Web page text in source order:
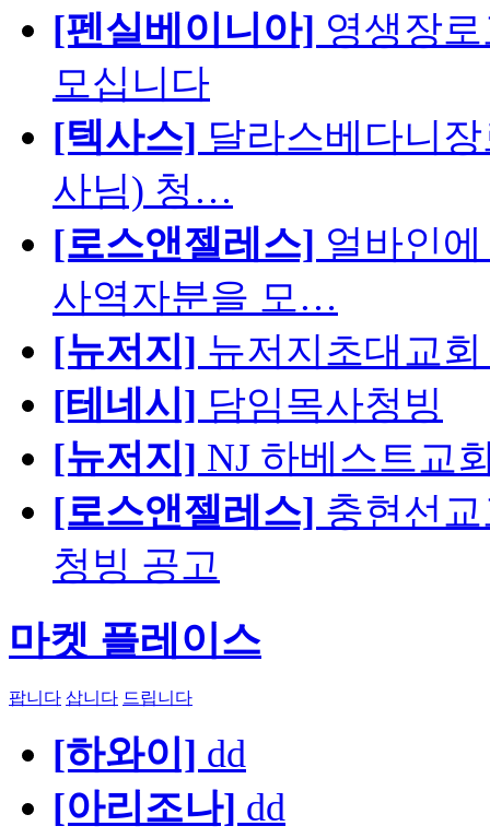
[펜실베이니아] 영생장
모십니다
[텍사스] 달라스베다니
사님) 청…
[로스앤젤레스] 얼바인
사역자분을 모…
[뉴저지] 뉴저지초대교
[테네시] 담임목사청빙
[뉴저지] NJ 하베스트교
[로스앤젤레스] 충현선
청빙 공고
마켓 플레이스
팝니다 삽니다 드립니다
[하와이] dd
[아리조나] dd